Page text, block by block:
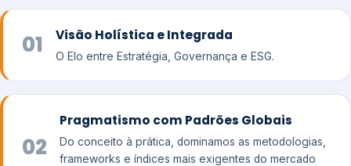
01 Visão Holística e Integrada
O Elo entre Estratégia, Governança e ESG.
02
Pragmatismo com Padrões Globais
Do conceito à prática, dominamos as metodologias,
frameworks e índices mais exigentes do mercado